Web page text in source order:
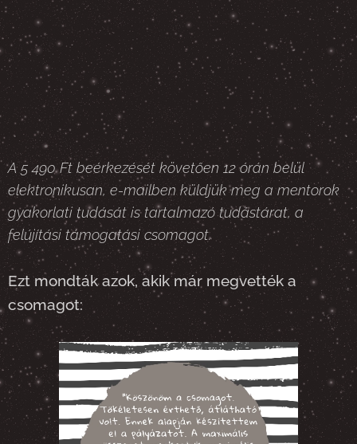
A 5 490 Ft beérkezését követően 12 órán belül
elektronikusan, e-mailben küldjük meg a mentorok
gyakorlati tudását is tartalmazó tudástárat, a
felújítási támogatási csomagot.
Ezt mondták azok, akik már megvették a
csomagot: